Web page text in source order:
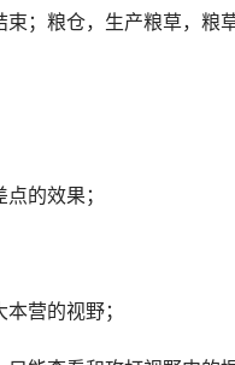
；粮仓，生产粮草，粮
的效果；
营的视野；